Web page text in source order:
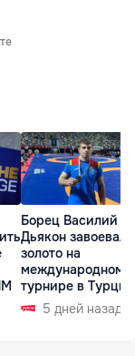
Борец Василий
Дьякон завоевал
золото на
международном
турнире в Турции
5 дней назад